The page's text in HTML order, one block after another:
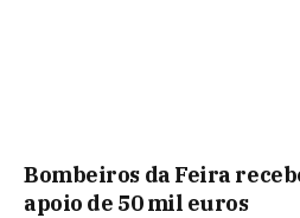
Bombeiros da Feira
apoio de 50 mil euros